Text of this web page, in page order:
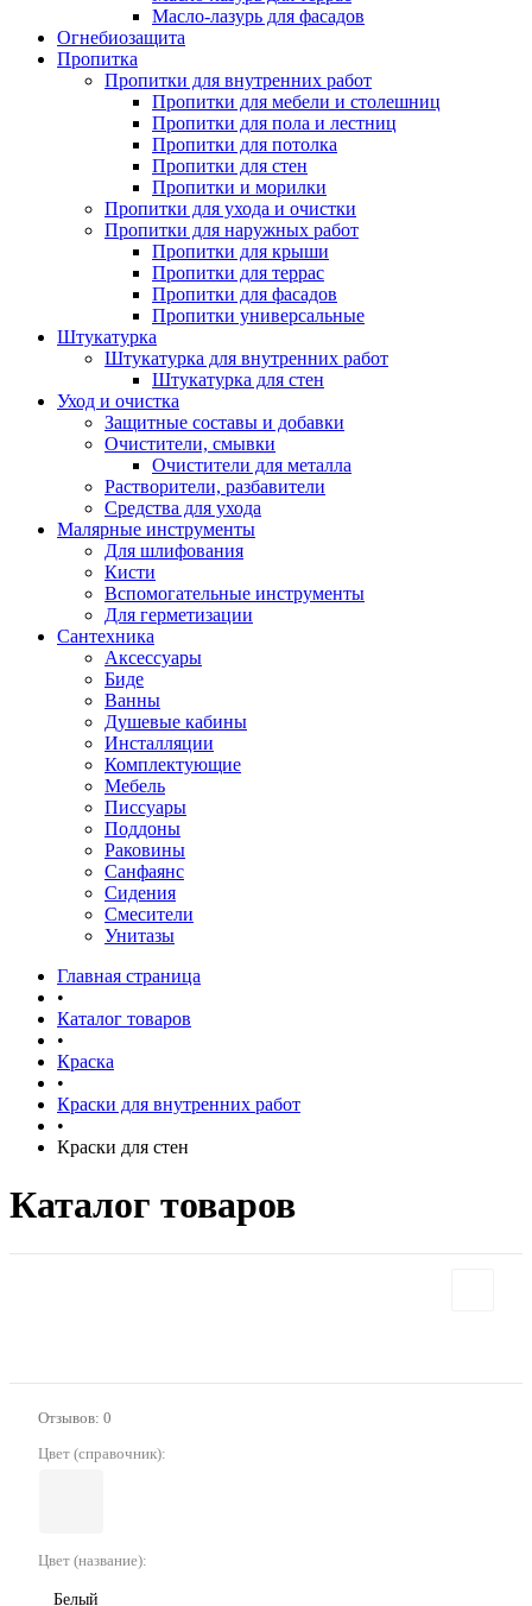
Масло-лазурь для фасадов
Огнебиозащита
Пропитка
Пропитки для внутренних работ
Пропитки для мебели и столешниц
Пропитки для пола и лестниц
Пропитки для потолка
Пропитки для стен
Пропитки и морилки
Пропитки для ухода и очистки
Пропитки для наружных работ
Пропитки для крыши
Пропитки для террас
Пропитки для фасадов
Пропитки универсальные
Штукатурка
Штукатурка для внутренних работ
Штукатурка для стен
Уход и очистка
Защитные составы и добавки
Очистители, смывки
Очистители для металла
Растворители, разбавители
Средства для ухода
Малярные инструменты
Для шлифования
Кисти
Вспомогательные инструменты
Для герметизации
Сантехника
Аксессуары
Биде
Ванны
Душевые кабины
Инсталляции
Комплектующие
Мебель
Писсуары
Поддоны
Раковины
Санфаянс
Сидения
Смесители
Унитазы
Главная страница
•
Каталог товаров
•
Краска
•
Краски для внутренних работ
•
Краски для стен
Каталог товаров
Отзывов: 0
Цвет (справочник):
Цвет (название):
Белый